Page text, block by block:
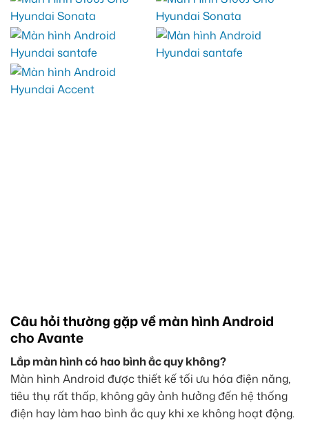
Câu hỏi thường gặp về màn hình Android
cho Avante
Lắp màn hình có hao bình ắc quy không?
Màn hình Android được thiết kế tối ưu hóa điện năng,
tiêu thụ rất thấp, không gây ảnh hưởng đến hệ thống
điện hay làm hao bình ắc quy khi xe không hoạt động.